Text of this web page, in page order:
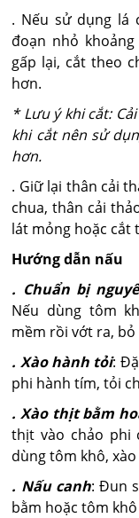
. Nếu sử dụng lá
đoạn nhỏ
gấp lại, cắt theo
hơn.
* Lưu ý khi cắt:
khi cắt nên sử
hơn.
. Giữ lại thân cải
chua, thân cải
lát mỏng hoặc cắt
Hướng dẫn nấu
. Chuẩn bị
Nếu dùng tôm
mềm rồi vớt ra, bỏ
. Xào hành tỏi:
phi hành tím, tỏi
. Xào thịt bằm
thịt vào chảo phi
dùng tôm khô,
. Nấu canh: Đun
bằm hoặc tôm